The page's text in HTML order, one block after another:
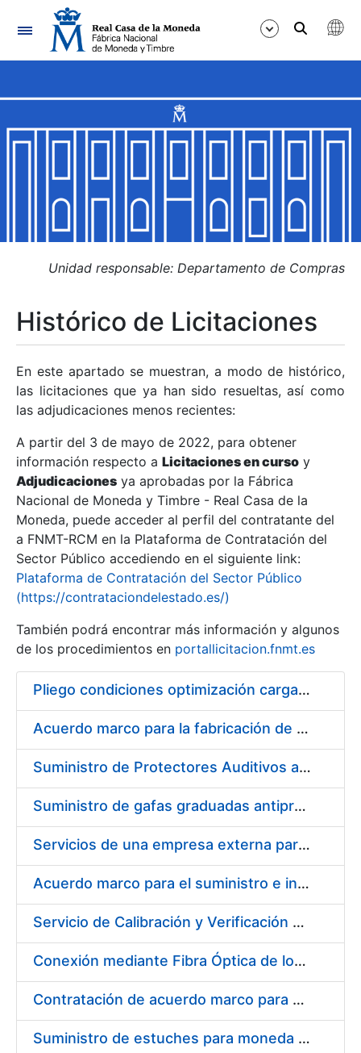
Navegación
Mostrar/Ocultar
Mostrar/Ocultar
Mostrar/Ocultar
Mostrar/Ocultar
Mostrar/Ocultar
Mostrar/Ocultar
Unidad responsable: Departamento de Compras
Histórico de Licitaciones
En este apartado se muestran, a modo de histórico,
las licitaciones que ya han sido resueltas, así como
las adjudicaciones menos recientes:
A partir del 3 de mayo de 2022, para obtener
información respecto a Licitaciones en curso y
Adjudicaciones ya aprobadas por la Fábrica
Nacional de Moneda y Timbre - Real Casa de la
Moneda, puede acceder al perfil del contratante del
a FNMT-RCM en la Plataforma de Contratación del
Sector Público accediendo en el siguiente link:
Plataforma de Contratación del Sector Público
(https://contrataciondelestado.es/)
También podrá encontrar más información y algunos
de los procedimientos en portallicitacion.fnmt.es
Pliego condiciones optimización cargas compras firmado
Acuerdo marco para la fabricación de piezas
Suministro de Protectores Auditivos a medida para las personas trabajadoras de los Centros de Trabajo de Madrid y Burgos
Suministro de gafas graduadas antiproyecciones para los trabajadores de la FNMT-RCM en los centros de trabajo de Madrid y Burgos
Servicios de una empresa externa para el asesoramiento y resolución de los recursos de alzada que se presentan relacionados con procesos de selección para la FNMT-RCM
Acuerdo marco para el suministro e instalación de persianas, estores y otros complementos
Servicio de Calibración y Verificación Externa de los Equipos de Medición del Servicio de Prevención de la FNMT-RCM
Conexión mediante Fibra Óptica de los Centros de Proceso de Datos (CPDs) de las sedes de la FNMT-RCM de Burgos y Madrid
Contratación de acuerdo marco para el Suministro de Material de Electricidad para la Fábrica Nacional de Moneda y Timbre-Real Casa de la Moneda en su centro de trabajo de Burgos
Suministro de estuches para moneda de 30 €